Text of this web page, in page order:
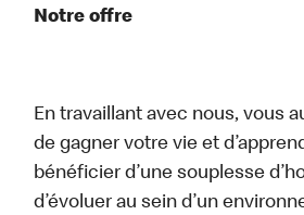
Notre offre
En travaillant avec nous, vous
de gagner votre vie et
bénéficier d’une souplesse
d’évoluer au sein d’un